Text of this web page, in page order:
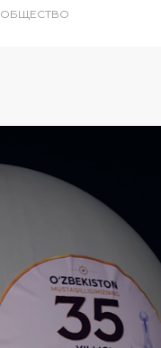
ОБЩЕСТВО